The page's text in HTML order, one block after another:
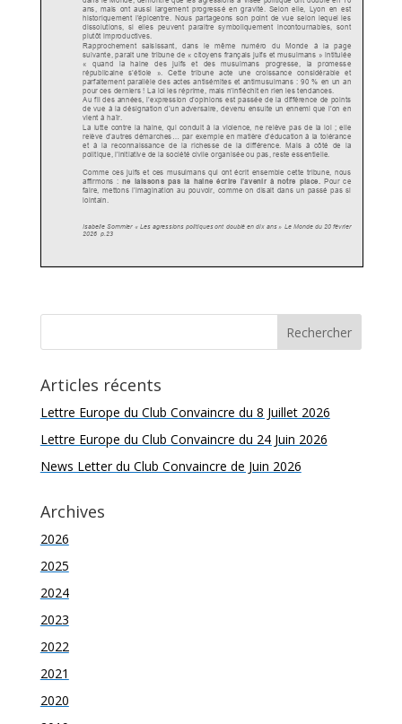
Articles récents
Lettre Europe du Club Convaincre du 8 Juillet 2026
Lettre Europe du Club Convaincre du 24 Juin 2026
News Letter du Club Convaincre de Juin 2026
Archives
2026
2025
2024
2023
2022
2021
2020